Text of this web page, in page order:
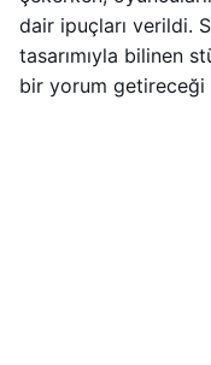
dair ipuçları verildi.
tasarımıyla bilinen
bir yorum getireceği